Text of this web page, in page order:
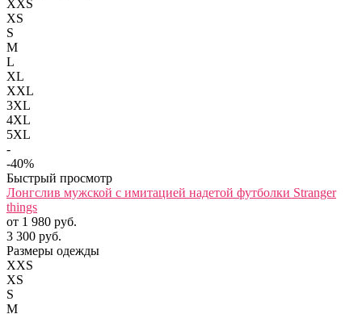
XXS
XS
S
M
L
XL
XXL
3XL
4XL
5XL
-
-40%
Быстрый просмотр
Лонгслив мужской с имитацией надетой футболки Stranger
things
от 1 980 руб.
3 300 руб.
Размеры одежды
XXS
XS
S
M